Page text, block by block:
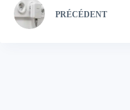
PRÉCÉDENT